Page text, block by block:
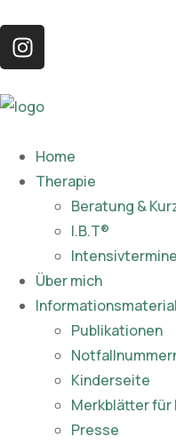
Home
Therapie
Beratung &
I.B.T®
Intensivtermine
Über mich
Publikationen​
Kinderseite
Merkblätter für
Presse